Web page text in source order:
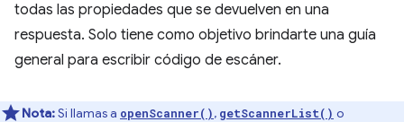
todas las propiedades que se devuelven en una
respuesta. Solo tiene como objetivo brindarte una guía
general para escribir código de escáner.
Nota:Si llamas a openScanner(), getScannerList() o